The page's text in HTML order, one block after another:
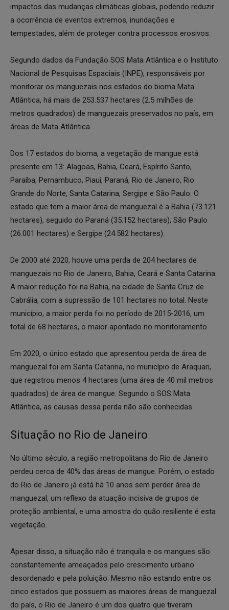
impactos das mudanças climáticas globais, podendo reduzir
a ocorrência de eventos extremos, inundações e
tempestades, além de proteger contra processos erosivos.
Segundo dados da Fundação SOS Mata Atlântica e o Instituto
Nacional de Pesquisas Espaciais (INPE), responsáveis por
monitorar os manguezais nos estados do bioma Mata
Atlântica, há mais de 253.537 hectares (2.5 milhões de
metros quadrados) de manguezais preservados no país, em
áreas de Mata Atlântica.
Dos 17 estados do bioma, a vegetação de mangue está
presente em 13: Alagoas, Bahia, Ceará, Espírito Santo,
Paraíba, Pernambuco, Piauí, Paraná, Rio de Janeiro, Rio
Grande do Norte, Santa Catarina, Sergipe e São Paulo. O
estado que tem a maior área de manguezal é a Bahia (73.121
hectares), seguido do Paraná (35.152 hectares), São Paulo
(26.001 hectares) e Sergipe (24.582 hectares).
De 2000 até 2020, houve uma perda de 204 hectares de
manguezais no Rio de Janeiro, Bahia, Ceará e Santa Catarina.
A maior redução foi na Bahia, na cidade de Santa Cruz de
Cabrália, com a supressão de 101 hectares no total. Neste
município, a maior perda foi no período de 2015-2016, um
total de 68 hectares, o maior apontado no monitoramento.
Em 2020, o único estado que apresentou perda de área de
manguezal foi em Santa Catarina, no município de Araquari,
que registrou menos 4 hectares (uma área de 40 mil metros
quadrados) de área de mangue. Segundo o SOS Mata
Atlântica, as causas dessa perda não são conhecidas.
Situação no Rio de Janeiro
No último século, a região metropolitana do Rio de Janeiro
perdeu cerca de 40% das áreas de mangue. Porém, o estado
do Rio de Janeiro já está há 10 anos sem perder área de
manguezal, um reflexo da atuação incisiva de grupos de
proteção ambiental, e uma amostra do quão resiliente é esta
vegetação.
Apesar disso, a situação não é tranquila e os mangues são
constantemente ameaçados pelo crescimento urbano
desordenado e pela poluição. Mesmo não estando entre os
cinco estados que possuem as maiores áreas de manguezal
do país, o Rio de Janeiro é um dos quatro que tiveram